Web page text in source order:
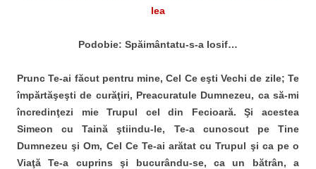
lea
Podobie: Spăimântatu-s-a Iosif…
Prunc Te-ai făcut pentru mine, Cel Ce eşti Vechi de zile; Te
împărtăşeşti de curăţiri, Preacuratule Dumnezeu, ca să-mi
încredinţezi mie Trupul cel din Fecioară. Şi acestea
Simeon cu Taină ştiindu-le, Te-a cunoscut pe Tine
Dumnezeu şi Om, Cel Ce Te-ai arătat cu Trupul şi ca pe o
Viaţă Te-a cuprins şi bucurându-se, ca un bătrân, a